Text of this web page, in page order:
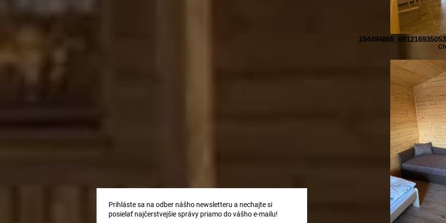
Prihláste sa na odber nášho newsletteru a nechajte si
posielať najčerstvejšie správy priamo do vášho e-mailu!